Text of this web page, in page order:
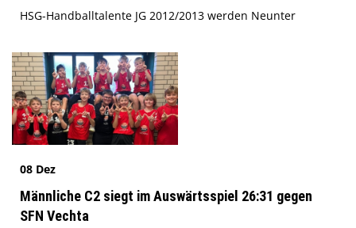
HSG-Handballtalente JG 2012/2013 werden Neunter
08 Dez
Männliche C2 siegt im Auswärtsspiel 26:31 gegen
SFN Vechta